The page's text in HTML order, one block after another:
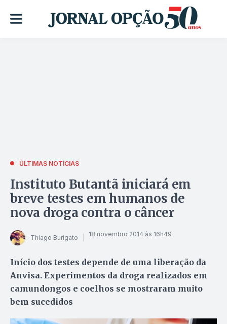
ÚLTIMAS NOTÍCIAS
Instituto Butantã iniciará em
breve testes em humanos de
nova droga contra o câncer
Thiago Burigato 18 novembro 2014 às 16h49
Início dos testes depende de uma liberação da
Anvisa. Experimentos da droga realizados em
camundongos e coelhos se mostraram muito
bem sucedidos